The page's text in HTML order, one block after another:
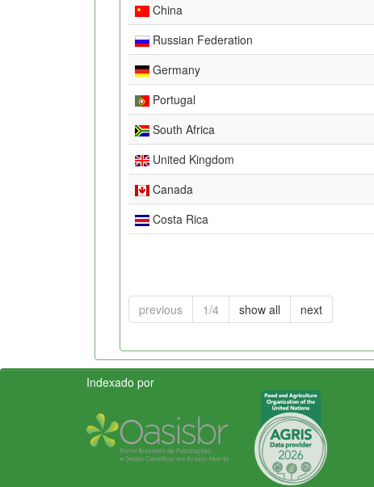
China
Russian Federation
Germany
Portugal
South Africa
United Kingdom
Canada
Costa Rica
previous 1/4 show all next
Indexado por